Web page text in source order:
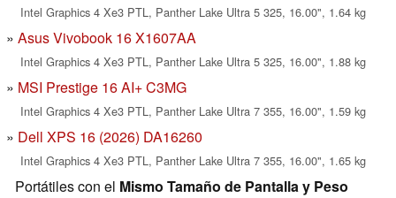
Intel Graphics 4 Xe3 PTL, Panther Lake Ultra 5 325, 16.00", 1.64 kg
Asus Vivobook 16 X1607AA
Intel Graphics 4 Xe3 PTL, Panther Lake Ultra 5 325, 16.00", 1.88 kg
MSI Prestige 16 AI+ C3MG
Intel Graphics 4 Xe3 PTL, Panther Lake Ultra 7 355, 16.00", 1.59 kg
Dell XPS 16 (2026) DA16260
Intel Graphics 4 Xe3 PTL, Panther Lake Ultra 7 355, 16.00", 1.65 kg
Portátiles con el Mismo Tamaño de Pantalla y Peso